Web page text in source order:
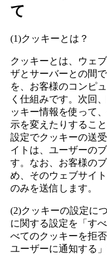
て
(1)クッキーとは？
クッキーとは、ウェ
ザとサーバーとの間
を、お客様のコンピ
く仕組みです。次回
ッキー情報を使って
示を変えたりするこ
設定でクッキーの送
イトは、ユーザーの
す。なお、お客様の
め、そのウェブサイ
のみを送信します。
(2)クッキーの設定に
に関する設定を「す
べてのクッキーを拒
ユーザーに通知する